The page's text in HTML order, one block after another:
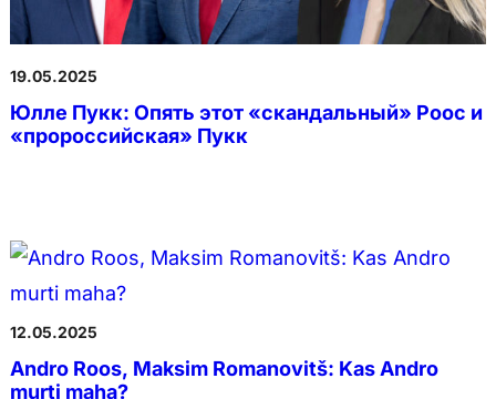
19.05.2025
Юлле Пукк: Опять этот «скандальный» Роос и
«пророссийская» Пукк
12.05.2025
Andro Roos, Maksim Romanovitš: Kas Andro
murti maha?